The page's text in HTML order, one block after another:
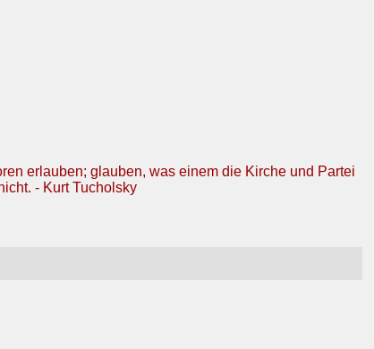
erlauben; glauben, was einem die Kirche und Partei
- Kurt Tucholsky